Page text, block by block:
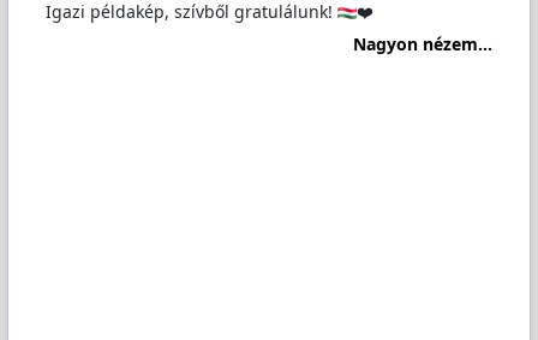
Igazi példakép, szívből gratulálunk!
❤️
Nagyon nézem...